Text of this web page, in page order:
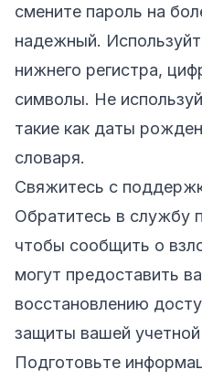
смените пароль на
надежный.
нижнего регистра,
символы. Не
такие как даты
словаря.
Свяжитесь с
Обратитесь в службу
чтобы сообщить о
могут предоставить
восстановлению
защиты вашей учетной
Подготовьте